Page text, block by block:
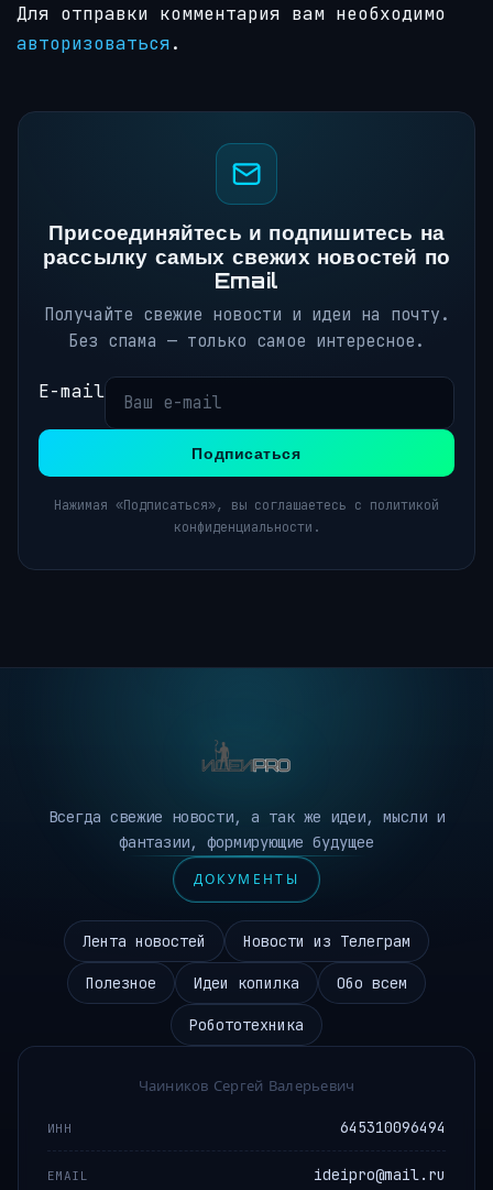
Для отправки комментария вам необходимо
авторизоваться.
Присоединяйтесь и подпишитесь на
рассылку самых свежих новостей по
Email
Получайте свежие новости и идеи на почту.
Без спама — только самое интересное.
E-mail
Подписаться
Нажимая «Подписаться», вы соглашаетесь с политикой
конфиденциальности.
Всегда свежие новости, а так же идеи, мысли и
фантазии, формирующие будущее
ДОКУМЕНТЫ
Лента новостей Новости из Телеграм
Полезное Идеи копилка Обо всем
Робототехника
Чаиников Сергей Валерьевич
ИНН 645310096494
EMAIL ideipro@mail.ru